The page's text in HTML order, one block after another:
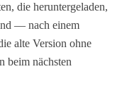
die heruntergeladen,
— nach einem
alte Version ohne
beim nächsten